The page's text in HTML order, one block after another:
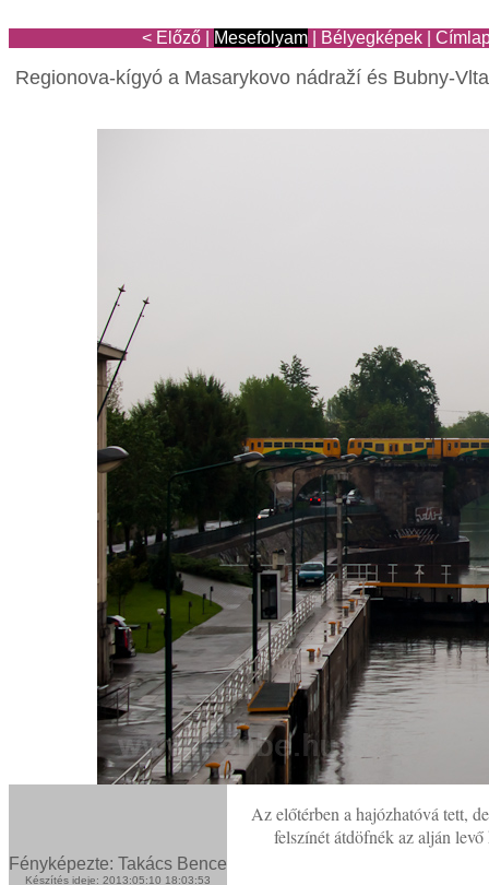
< Előző Mesefolyam Bélyegképek
Regionova-kígyó a Masarykovo nádraží és Bubny-
Fényképezte: Takács Bence
Készítés ideje: 2013:05:10 18:03:53
Az előtérben a hajózhatóvá tett,
felszínét átdöfnék az alján